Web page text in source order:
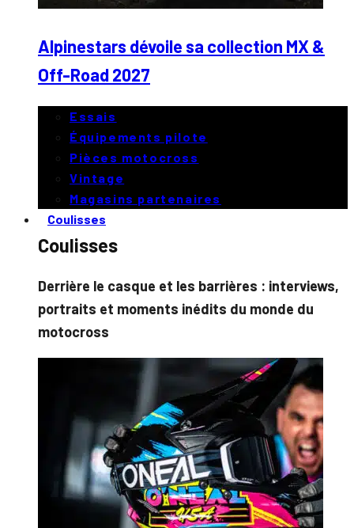
Alpinestars dévoile sa collection MX &
Off-Road 2027
Essais
Équipements pilote
Pièces motocross
Vintage
Magasins partenaires
Coulisses
Coulisses
Derrière le casque et les barrières : interviews,
portraits et moments inédits du monde du
motocross